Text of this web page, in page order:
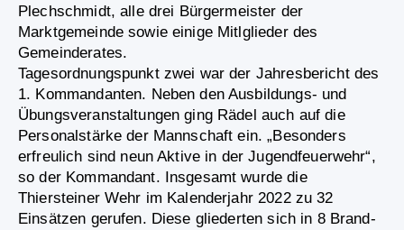
Plechschmidt, alle drei Bürgermeister der
Marktgemeinde sowie einige Mitlglieder des
Gemeinderates.
Tagesordnungspunkt zwei war der Jahresbericht des
1. Kommandanten. Neben den Ausbildungs- und
Übungsveranstaltungen ging Rädel auch auf die
Personalstärke der Mannschaft ein. „Besonders
erfreulich sind neun Aktive in der Jugendfeuerwehr“,
so der Kommandant. Insgesamt wurde die
Thiersteiner Wehr im Kalenderjahr 2022 zu 32
Einsätzen gerufen. Diese gliederten sich in 8 Brand-